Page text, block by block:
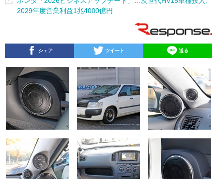
2029年度営業利益1兆4000億円
シェア ツイート 送る